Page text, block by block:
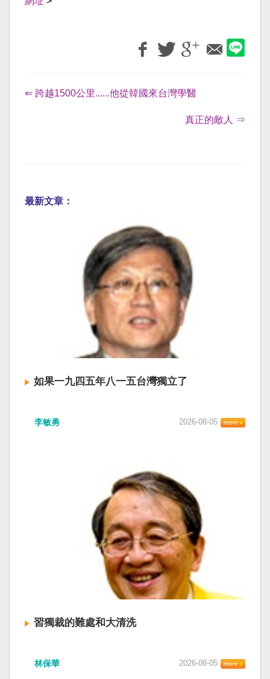
⇐ 跨越1500公里......他從韓國來台灣學醫
真正的敵人 ⇒
最新文章：
如果一九四五年八一五台灣獨立了
李敏勇 2026-08-05
習獨裁的難處和大清洗
林保華 2026-08-05